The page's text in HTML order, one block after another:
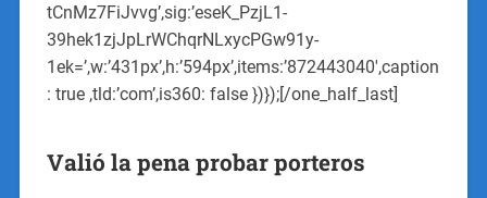
tCnMz7FiJvvg’,sig:’eseK_PzjL1-
39hek1zjJpLrWChqrNLxycPGw91y-
1ek=’,w:’431px’,h:’594px’,items:’872443040′,caption
: true ,tld:’com’,is360: false })});[/one_half_last]
Valió la pena probar porteros